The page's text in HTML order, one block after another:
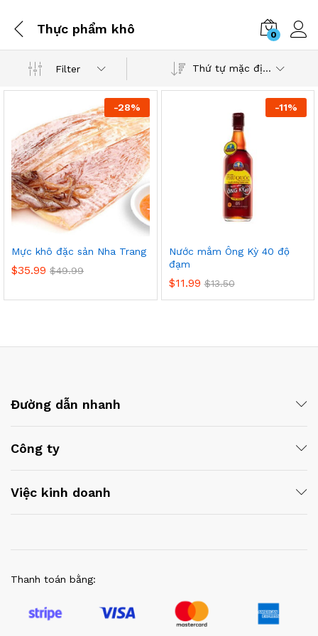
Thực phẩm khô 0
Filter Thứ tự mặc định
-28%
Mực khô đặc sản Nha Trang
$35.99 $49.99
-11%
Nước mắm Ông Kỳ 40 độ
đạm
$11.99 $13.50
Đường dẫn nhanh
Công ty
Việc kinh doanh
Thanh toán bằng: